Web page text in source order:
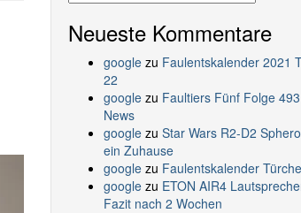
Neueste Kommentare
google zu Faulentskalender 2021
22
google zu Faultiers Fünf Folge
News
google zu Star Wars R2-D2
ein Zuhause
google zu Faulentskalender
google zu ETON AIR4
Fazit nach 2 Wochen